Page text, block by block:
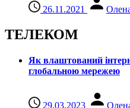
26.11.2021
ТЕЛЕКОМ
Як влаштований
глобальною мережею
29.03.2023